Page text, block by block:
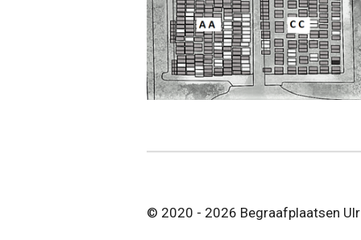
© 2020 - 2026 Begraafplaatsen